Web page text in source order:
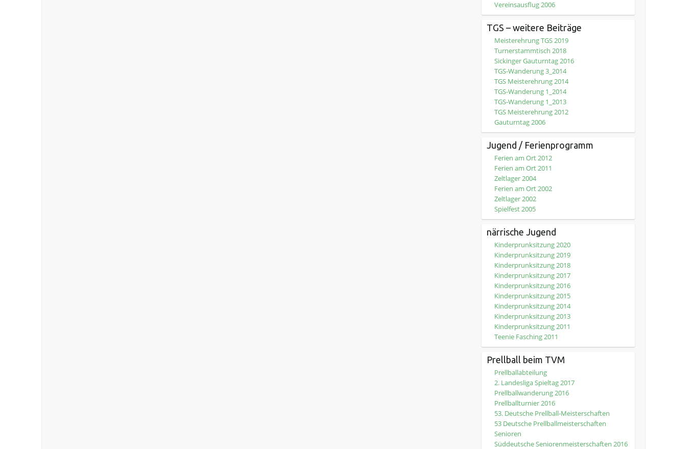
Vereinsausflug 2006
TGS – weitere Beiträge
Meisterehrung TGS 2019
Turnerstammtisch 2018
Sickinger Gauturntag 2016
TGS-Wanderung 3_2014
TGS Meisterehrung 2014
TGS-Wanderung 1_2014
TGS-Wanderung 1_2013
TGS Meisterehrung 2012
Gauturntag 2006
Jugend / Ferienprogramm
Ferien am Ort 2012
Ferien am Ort 2011
Zeltlager 2004
Ferien am Ort 2002
Zeltlager 2002
Spielfest 2005
närrische Jugend
Kinderprunksitzung 2020
Kinderprunksitzung 2019
Kinderprunksitzung 2018
Kinderprunksitzung 2017
Kinderprunksitzung 2016
Kinderprunksitzung 2015
Kinderprunksitzung 2014
Kinderprunksitzung 2013
Kinderprunksitzung 2011
Teenie Fasching 2011
Prellball beim TVM
Prellballabteilung
2. Landesliga Spieltag 2017
Prellballwanderung 2016
Prellballturnier 2016
53. Deutsche Prellball-Meisterschaften
53 Deutsche Prellballmeisterschaften
Senioren
Süddeutsche Seniorenmeisterschaften 2016